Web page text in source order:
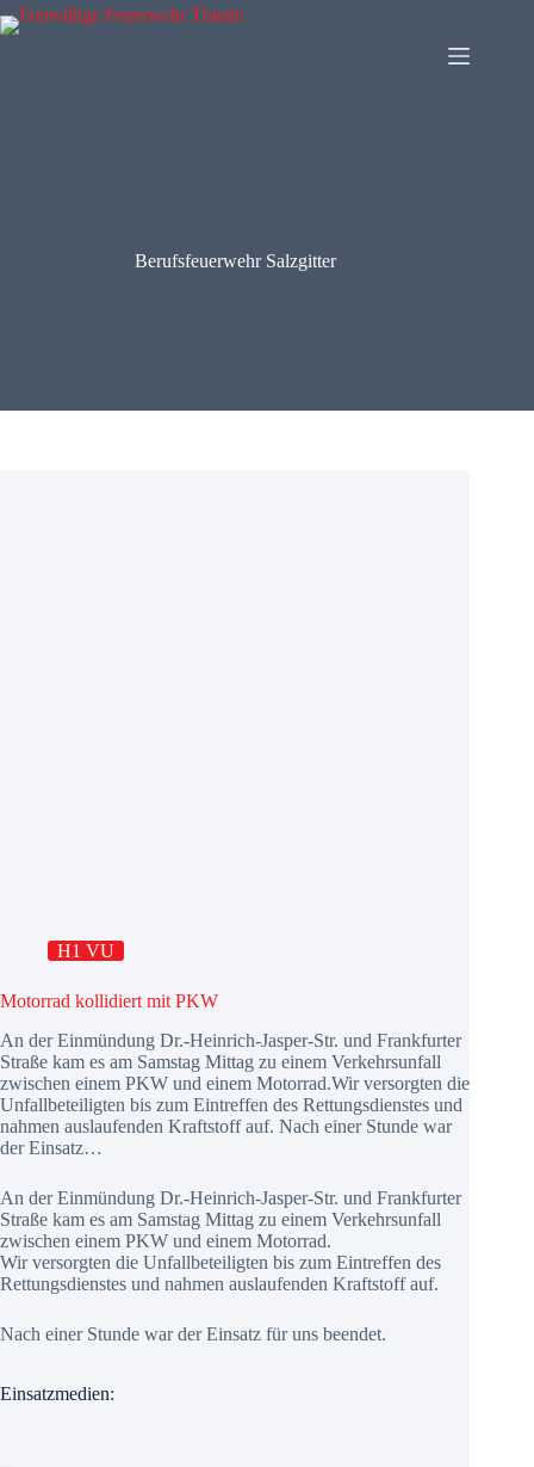
Zum
Inhalt
Berufsfeuerwehr Salzgitter
H1 VU
Motorrad kollidiert mit PKW
An der Einmündung Dr.-Heinrich-Jasper-Str. und Frankfurter
Straße kam es am Samstag Mittag zu einem Verkehrsunfall
zwischen einem PKW und einem Motorrad.Wir versorgten die
Unfallbeteiligten bis zum Eintreffen des Rettungsdienstes und
nahmen auslaufenden Kraftstoff auf. Nach einer Stunde war
der Einsatz…
An der Einmündung Dr.-Heinrich-Jasper-Str. und Frankfurter
Straße kam es am Samstag Mittag zu einem Verkehrsunfall
zwischen einem PKW und einem Motorrad.
Wir versorgten die Unfallbeteiligten bis zum Eintreffen des
Rettungsdienstes und nahmen auslaufenden Kraftstoff auf.
Nach einer Stunde war der Einsatz für uns beendet.
Einsatzmedien: